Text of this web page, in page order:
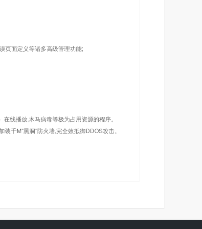
页面定义等诸多高级管理功能;
线播放,木马病毒等极为占用资源的程序。
千M"黑洞"防火墙,完全效抵御DDOS攻击。